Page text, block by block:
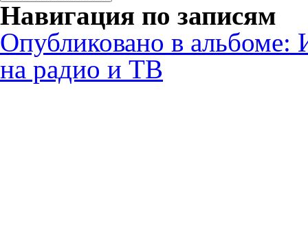
Навигация по записям
Опубликовано в альбоме:
на радио и ТВ